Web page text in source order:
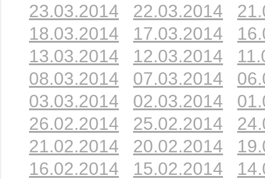
23.03.2014
22.03.2014
18.03.2014
17.03.2014
13.03.2014
12.03.2014
08.03.2014
07.03.2014
03.03.2014
02.03.2014
26.02.2014
25.02.2014
21.02.2014
20.02.2014
16.02.2014
15.02.2014